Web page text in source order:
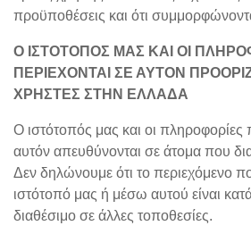
προϋποθέσεις και ότι
Ο ΙΣΤΟΤΟΠΟΣ ΜΑΣ ΚΑΙ ΟΙ
ΠΕΡΙΕΧΟΝΤΑΙ ΣΕ ΑΥΤΟΝ
ΧΡΗΣΤΕΣ ΣΤΗΝ ΕΛΛΑΔΑ
Ο ιστότοπός μας και οι πληροφορίες
αυτόν απευθύνονται σε άτομα που
Δεν δηλώνουμε ότι το περιεχόμενο
ιστότοπό μας ή μέσω αυτού είναι
διαθέσιμο σε άλλες τοποθεσίες.